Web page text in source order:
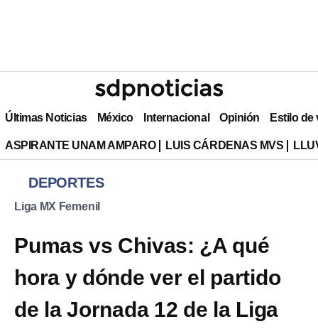
Últimas Noticias México Internacional Opinión Estilo de
ASPIRANTE UNAM AMPARO LUIS CÁRDENAS MVS
DEPORTES
Liga MX Femenil
Pumas vs Chivas: ¿A qué
hora y dónde ver el partido
de la Jornada 12 de la Liga